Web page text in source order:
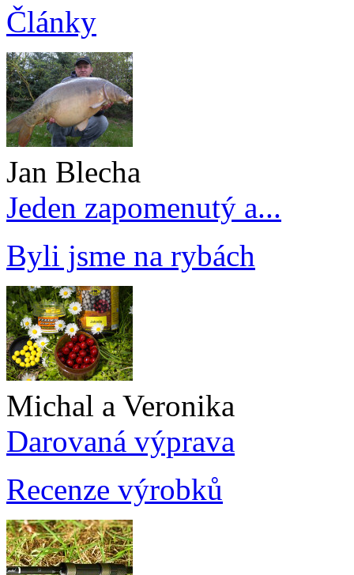
Články
Jan Blecha
Jeden zapomenutý a...
Byli jsme na rybách
Michal a Veronika
Darovaná výprava
Recenze výrobků